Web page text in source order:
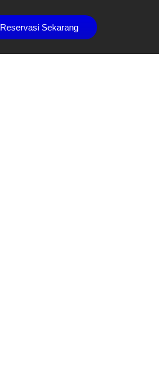
Reservasi Sekarang